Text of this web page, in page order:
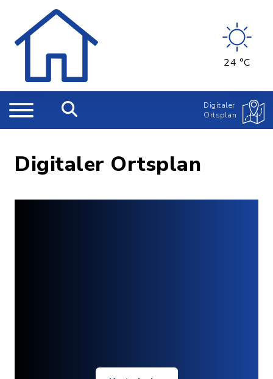
24 °C
Digitaler
Ortsplan
Digitaler Ortsplan